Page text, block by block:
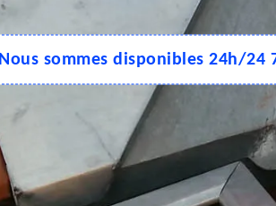
Nous sommes disponibles 24h/24